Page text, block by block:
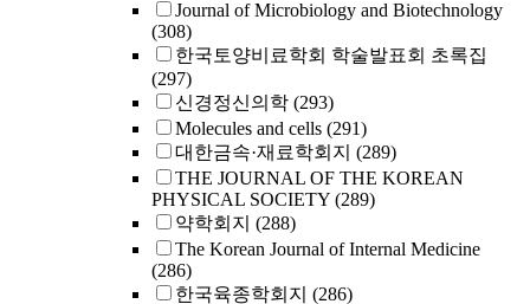
Journal of Microbiology and Biotechnology
(308)
한국토양비료학회 학술발표회 초록집
(297)
신경정신의학 (293)
Molecules and cells (291)
대한금속·재료학회지 (289)
THE JOURNAL OF THE KOREAN
PHYSICAL SOCIETY (289)
약학회지 (288)
The Korean Journal of Internal Medicine
(286)
한국육종학회지 (286)